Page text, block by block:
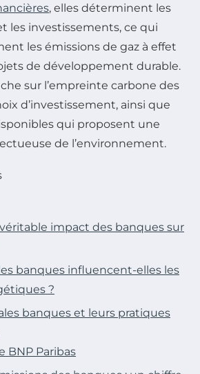
, elles déterminent les
les investissements, ce qui
les émissions de gaz à effet
de développement durable.
sur l’empreinte carbone des
d’investissement, ainsi que
qui proposent une
de l’environnement.
impact des banques sur
banques influencent-elles les
?
banques et leurs pratiques
BNP Paribas